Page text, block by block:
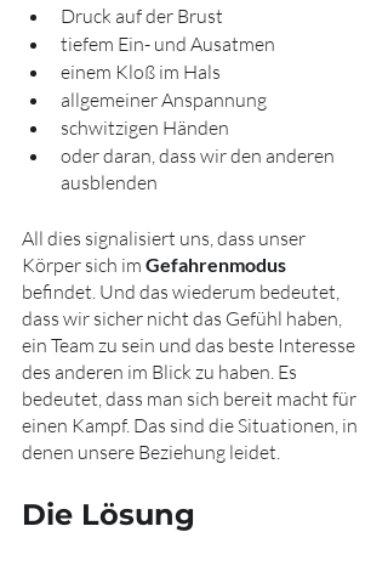
Druck auf der Brust
tiefem Ein- und Ausatmen
einem Kloß im Hals
allgemeiner Anspannung
schwitzigen Händen
oder daran, dass wir den anderen
ausblenden
All dies signalisiert uns, dass unser
Körper sich im Gefahrenmodus
befindet. Und das wiederum bedeutet,
dass wir sicher nicht das Gefühl haben,
ein Team zu sein und das beste Interesse
des anderen im Blick zu haben. Es
bedeutet, dass man sich bereit macht für
einen Kampf. Das sind die Situationen, in
denen unsere Beziehung leidet.
Die Lösung